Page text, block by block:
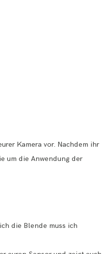
Kamera vor. Nachdem ihr
um die Anwendung der
die Blende muss ich